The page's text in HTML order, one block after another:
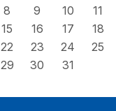
8 9 10
11
15 16 17
18
22 23 24
25
29 30 31